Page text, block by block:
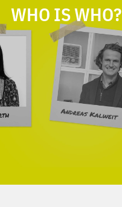
WHO IS WHO?